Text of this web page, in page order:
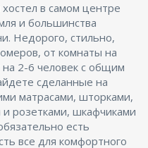
в самом центре
и большинства
Недорого, стильно,
2-6 человек с общим
сделанные на
матрасами, шторками,
розетками, шкафчиками
есть